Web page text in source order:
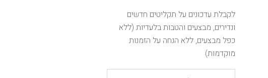
לקבלת עדכונים על תקליטים חדשים
ונדירים, מבצעים והטבות בלעדיות (ללא
כפל מבצעים, ללא הנחה על הזמנות
מוקדמות)